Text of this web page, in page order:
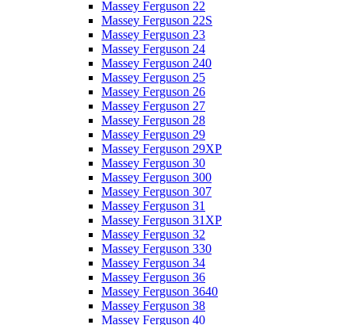
Massey Ferguson 22
Massey Ferguson 22S
Massey Ferguson 23
Massey Ferguson 24
Massey Ferguson 240
Massey Ferguson 25
Massey Ferguson 26
Massey Ferguson 27
Massey Ferguson 28
Massey Ferguson 29
Massey Ferguson 29XP
Massey Ferguson 30
Massey Ferguson 300
Massey Ferguson 307
Massey Ferguson 31
Massey Ferguson 31XP
Massey Ferguson 32
Massey Ferguson 330
Massey Ferguson 34
Massey Ferguson 36
Massey Ferguson 3640
Massey Ferguson 38
Massey Ferguson 40